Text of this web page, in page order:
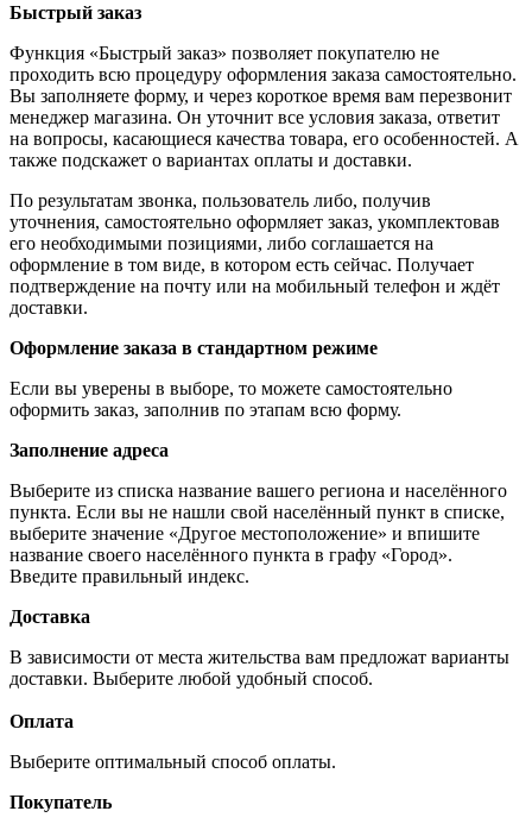
Быстрый заказ
Функция «Быстрый заказ» позволяет покупателю не
проходить всю процедуру оформления заказа самостоятельно.
Вы заполняете форму, и через короткое время вам перезвонит
менеджер магазина. Он уточнит все условия заказа, ответит
на вопросы, касающиеся качества товара, его особенностей. А
также подскажет о вариантах оплаты и доставки.
По результатам звонка, пользователь либо, получив
уточнения, самостоятельно оформляет заказ, укомплектовав
его необходимыми позициями, либо соглашается на
оформление в том виде, в котором есть сейчас. Получает
подтверждение на почту или на мобильный телефон и ждёт
доставки.
Оформление заказа в стандартном режиме
Если вы уверены в выборе, то можете самостоятельно
оформить заказ, заполнив по этапам всю форму.
Заполнение адреса
Выберите из списка название вашего региона и населённого
пункта. Если вы не нашли свой населённый пункт в списке,
выберите значение «Другое местоположение» и впишите
название своего населённого пункта в графу «Город».
Введите правильный индекс.
Доставка
В зависимости от места жительства вам предложат варианты
доставки. Выберите любой удобный способ.
Оплата
Выберите оптимальный способ оплаты.
Покупатель